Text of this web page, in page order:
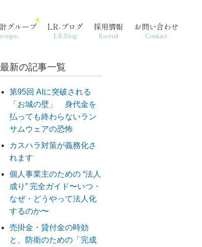
支援・コンサル
グループ
情報保護方針
LR-ブログ
LR-Blog
採用情報
Recruit
お問い合わせ
Contact
最新の記事一覧
第95回 AIに突破される
「お城の壁」 身代金を
払っても終わらないラン
サムウェアの恐怖
カスハラ対策が義務化さ
れます
個人事業主のための “法人
成り” 完全ガイド〜いつ・
なぜ・どうやって法人化
するのか〜
売掛金・貸付金の時効
と、防衛のための「完成